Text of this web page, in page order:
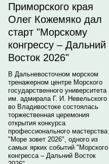
Приморского края
Олег Кожемяко дал
старт "Морскому
конгрессу – Дальний
Восток 2026"
В Дальневосточном морском
тренажерном центре Морского
государственного университета
им. адмирала Г. И. Невельского
во Владивостоке состоялась
торжественная церемония
открытия конкурса
профессионального мастерства
"Море зовет 2026", одного из
самых ярких событий "Морского
конгресса – Дальний Восток